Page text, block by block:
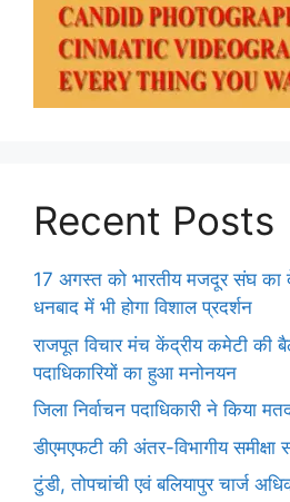
Recent Posts
17 अगस्त को भारतीय मजदूर संघ का
धनबाद में भी होगा विशाल प्रदर्शन
राजपूत विचार मंच केंद्रीय कमेटी की
पदाधिकारियों का हुआ मनोनयन
जिला निर्वाचन पदाधिकारी ने किया
डीएमएफटी की अंतर-विभागीय
टुंडी, तोपचांची एवं बलियापुर चार्ज